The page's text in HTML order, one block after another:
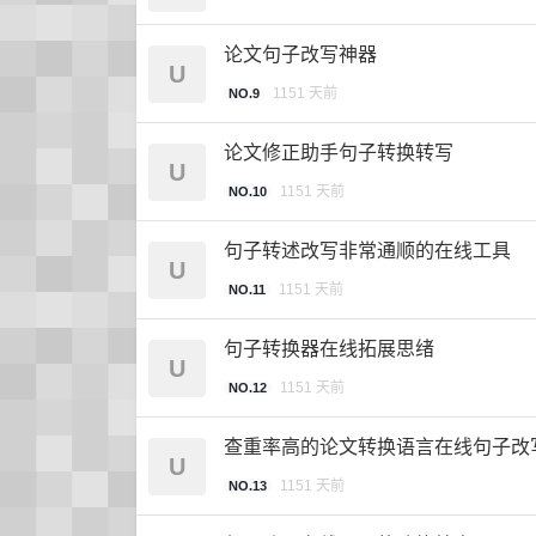
U
论文句子改写神器
NO.9 1151 天前
U
论文修正助手句子转换转写
NO.10 1151 天前
U
句子转述改写非常通顺的在线工具
NO.11 1151 天前
U
句子转换器在线拓展思绪
NO.12 1151 天前
U
查重率高的论文转换语言在线句子改
NO.13 1151 天前